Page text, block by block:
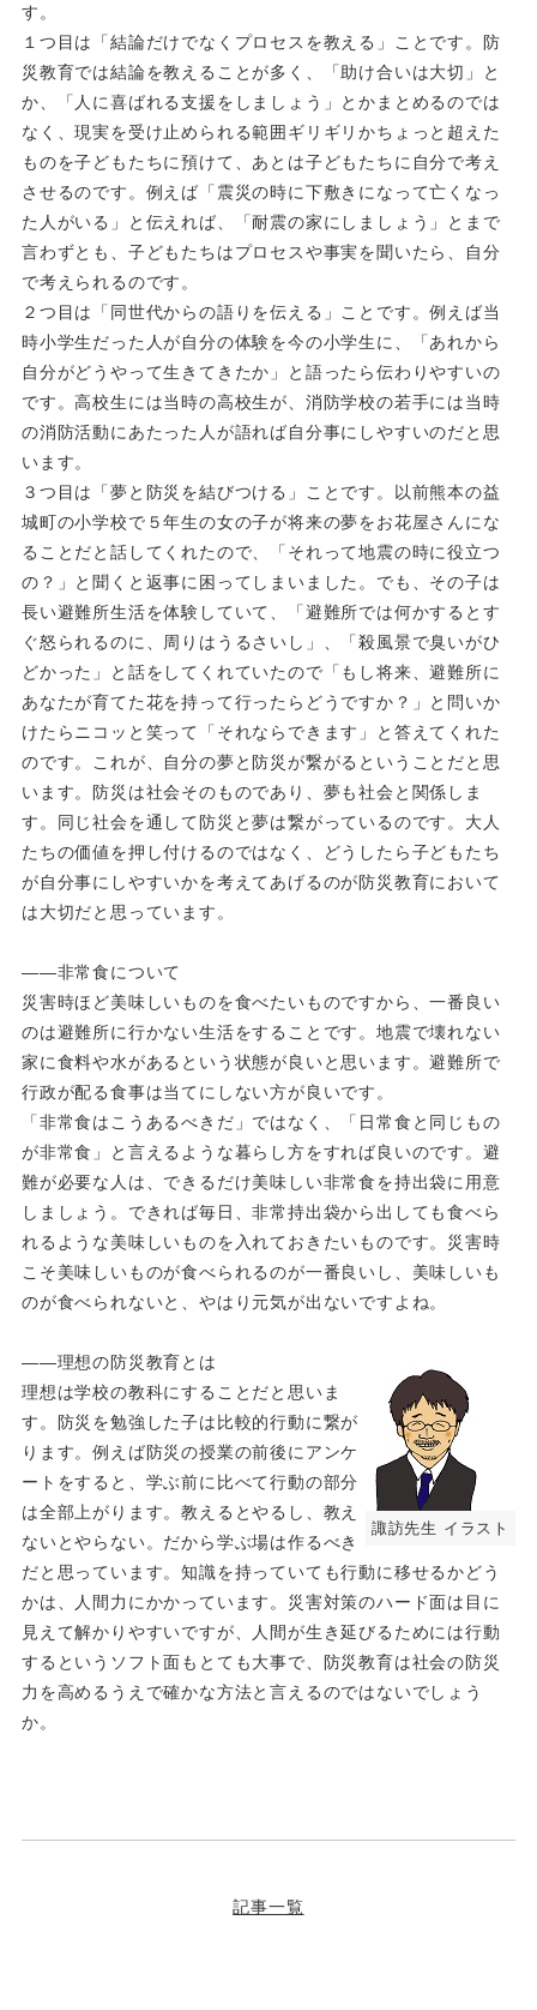
す。
１つ目は「結論だけでなくプロセスを教える」ことです。防
災教育では結論を教えることが多く、「助け合いは大切」と
か、「人に喜ばれる支援をしましょう」とかまとめるのでは
なく、現実を受け止められる範囲ギリギリかちょっと超えた
ものを子どもたちに預けて、あとは子どもたちに自分で考え
させるのです。例えば「震災の時に下敷きになって亡くなっ
た人がいる」と伝えれば、「耐震の家にしましょう」とまで
言わずとも、子どもたちはプロセスや事実を聞いたら、自分
で考えられるのです。
２つ目は「同世代からの語りを伝える」ことです。例えば当
時小学生だった人が自分の体験を今の小学生に、「あれから
自分がどうやって生きてきたか」と語ったら伝わりやすいの
です。高校生には当時の高校生が、消防学校の若手には当時
の消防活動にあたった人が語れば自分事にしやすいのだと思
います。
３つ目は「夢と防災を結びつける」ことです。以前熊本の益
城町の小学校で５年生の女の子が将来の夢をお花屋さんにな
ることだと話してくれたので、「それって地震の時に役立つ
の？」と聞くと返事に困ってしまいました。でも、その子は
長い避難所生活を体験していて、「避難所では何かするとす
ぐ怒られるのに、周りはうるさいし」、「殺風景で臭いがひ
どかった」と話をしてくれていたので「もし将来、避難所に
あなたが育てた花を持って行ったらどうですか？」と問いか
けたらニコッと笑って「それならできます」と答えてくれた
のです。これが、自分の夢と防災が繋がるということだと思
います。防災は社会そのものであり、夢も社会と関係しま
す。同じ社会を通して防災と夢は繋がっているのです。大人
たちの価値を押し付けるのではなく、どうしたら子どもたち
が自分事にしやすいかを考えてあげるのが防災教育において
は大切だと思っています。
――非常食について
災害時ほど美味しいものを食べたいものですから、一番良い
のは避難所に行かない生活をすることです。地震で壊れない
家に食料や水があるという状態が良いと思います。避難所で
行政が配る食事は当てにしない方が良いです。
「非常食はこうあるべきだ」ではなく、「日常食と同じもの
が非常食」と言えるような暮らし方をすれば良いのです。避
難が必要な人は、できるだけ美味しい非常食を持出袋に用意
しましょう。できれば毎日、非常持出袋から出しても食べら
れるような美味しいものを入れておきたいものです。災害時
こそ美味しいものが食べられるのが一番良いし、美味しいも
のが食べられないと、やはり元気が出ないですよね。
――理想の防災教育とは
諏訪先生 イラスト
理想は学校の教科にすることだと思いま
す。防災を勉強した子は比較的行動に繋が
ります。例えば防災の授業の前後にアンケ
ートをすると、学ぶ前に比べて行動の部分
は全部上がります。教えるとやるし、教え
ないとやらない。だから学ぶ場は作るべき
だと思っています。知識を持っていても行動に移せるかどう
かは、人間力にかかっています。災害対策のハード面は目に
見えて解かりやすいですが、人間が生き延びるためには行動
するというソフト面もとても大事で、防災教育は社会の防災
力を高めるうえで確かな方法と言えるのではないでしょう
か。
記事一覧